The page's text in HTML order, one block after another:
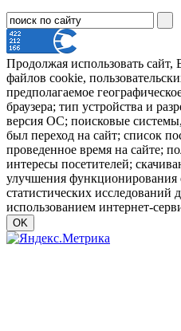
Продолжая использовать сайт,
файлов cookie,
предполагаемое
браузера; тип устройства и
версия ОС; поисковые
был переход на сайт; список
проведенное время на сайте;
интересы посетителей;
улучшения функционирования
статистических исследований
использованием интернет-
OK